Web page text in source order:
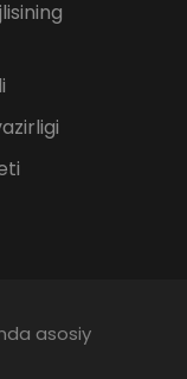
asosiy